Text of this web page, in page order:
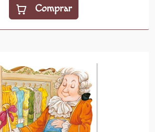
Comprar